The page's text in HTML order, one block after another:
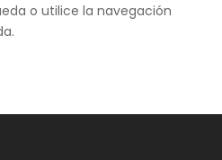
o utilice la navegación